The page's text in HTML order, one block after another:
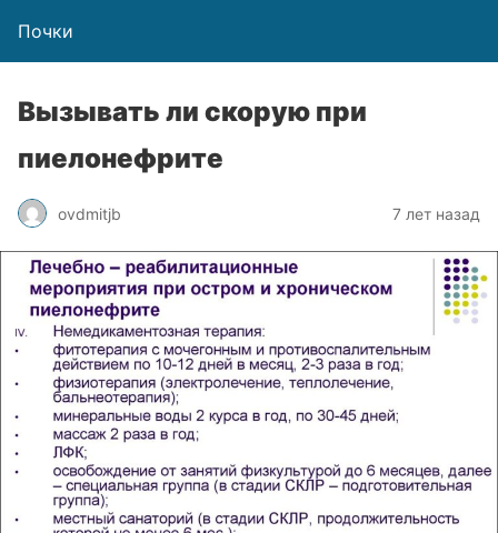
Почки
Вызывать ли скорую при
пиелонефрите
ovdmitjb 7 лет назад